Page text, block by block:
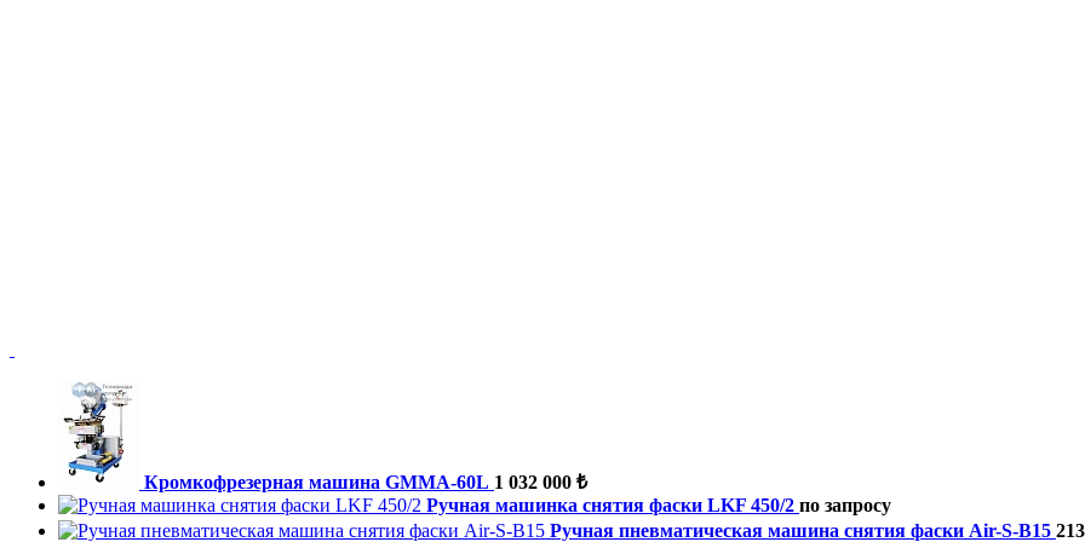
Кромкофрезерная машина GMMA-60L 1 032 000 ₺
Ручная машинка снятия фаски LKF 450/2 по запросу
Ручная пневматическая машина снятия фаски Air-S-B15